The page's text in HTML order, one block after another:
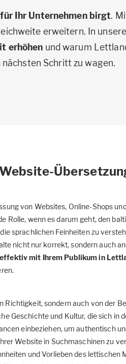
Ihr Unternehmen birgt.
erweitern. In
erhöhen und warum
Schritt zu wagen.
von Websites, Online-Shops
Rolle, wenn es darum geht, den
sprachlichen Feinheiten zu
nicht nur korrekt, sondern auch
mit Ihrem Publikum in
Richtigkeit, sondern auch von der
Geschichte und Kultur, die sich in
einbeziehen, um authentisch
Website in Suchmaschinen zu
und Vorlieben des lettischen